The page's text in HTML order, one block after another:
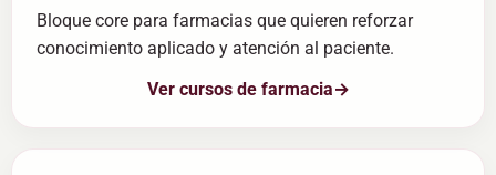
Bloque core para farmacias que quieren reforzar
conocimiento aplicado y atención al paciente.
Ver cursos de farmacia